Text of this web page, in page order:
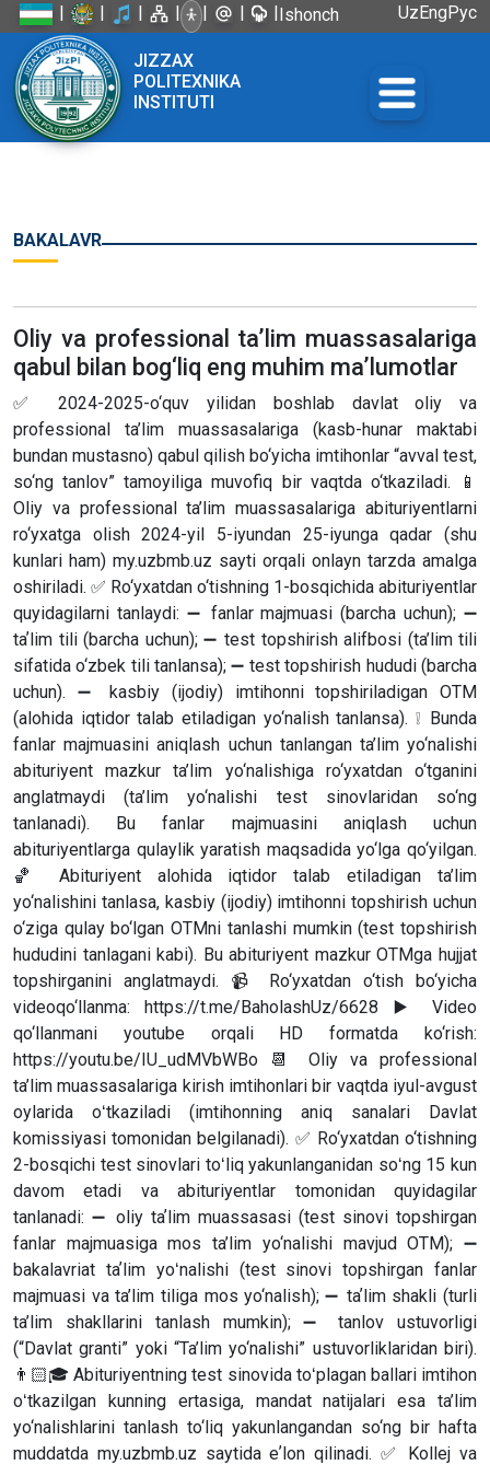
| | | | | | |Ishonch
UzEngРус
JIZZAX
POLITEXNIKA
INSTITUTI
BAKALAVR
Oliy va professional ta’lim muassasalariga
qabul bilan bog‘liq eng muhim ma’lumotlar
✅ 2024-2025-o‘quv yilidan boshlab davlat oliy va
professional ta’lim muassasalariga (kasb-hunar maktabi
bundan mustasno) qabul qilish bo‘yicha imtihonlar “avval test,
so‘ng tanlov” tamoyiliga muvofiq bir vaqtda o‘tkaziladi. 📱
Oliy va professional ta’lim muassasalariga abituriyentlarni
ro‘yxatga olish 2024-yil 5-iyundan 25-iyunga qadar (shu
kunlari ham) my.uzbmb.uz sayti orqali onlayn tarzda amalga
oshiriladi. ✅ Ro‘yxatdan o‘tishning 1-bosqichida abituriyentlar
quyidagilarni tanlaydi: ➖ fanlar majmuasi (barcha uchun); ➖
taʼlim tili (barcha uchun); ➖ test topshirish alifbosi (ta’lim tili
sifatida o‘zbek tili tanlansa); ➖ test topshirish hududi (barcha
uchun). ➖ kasbiy (ijodiy) imtihonni topshiriladigan OTM
(alohida iqtidor talab etiladigan yo‘nalish tanlansa). ❕ Bunda
fanlar majmuasini aniqlash uchun tanlangan ta’lim yo‘nalishi
abituriyent mazkur ta’lim yo‘nalishiga ro‘yxatdan o‘tganini
anglatmaydi (ta’lim yo‘nalishi test sinovlaridan so‘ng
tanlanadi). Bu fanlar majmuasini aniqlash uchun
abituriyentlarga qulaylik yaratish maqsadida yo‘lga qo‘yilgan.
🏀 Abituriyent alohida iqtidor talab etiladigan ta’lim
yo‘nalishini tanlasa, kasbiy (ijodiy) imtihonni topshirish uchun
o‘ziga qulay bo‘lgan OTMni tanlashi mumkin (test topshirish
hududini tanlagani kabi). Bu abituriyent mazkur OTMga hujjat
topshirganini anglatmaydi. 📹 Ro‘yxatdan o‘tish bo‘yicha
videoqo‘llanma: https://t.me/BaholashUz/6628 ▶️ Video
qo‘llanmani youtube orqali HD formatda ko‘rish:
https://youtu.be/IU_udMVbWBo 📆 Oliy va professional
ta’lim muassasalariga kirish imtihonlari bir vaqtda iyul-avgust
oylarida oʻtkaziladi (imtihonning aniq sanalari Davlat
komissiyasi tomonidan belgilanadi). ✅ Ro‘yxatdan o‘tishning
2-bosqichi test sinovlari toʻliq yakunlanganidan soʻng 15 kun
davom etadi va abituriyentlar tomonidan quyidagilar
tanlanadi: ➖ oliy taʼlim muassasasi (test sinovi topshirgan
fanlar majmuasiga mos ta’lim yo‘nalishi mavjud OTM); ➖
bakalavriat taʼlim yoʻnalishi (test sinovi topshirgan fanlar
majmuasi va ta’lim tiliga mos yo‘nalish); ➖ taʼlim shakli (turli
ta’lim shakllarini tanlash mumkin); ➖ tanlov ustuvorligi
(“Davlat granti” yoki “Ta’lim yo‘nalishi” ustuvorliklaridan biri).
👨🏻🎓 Abituriyentning test sinovida toʻplagan ballari imtihon
oʻtkazilgan kunning ertasiga, mandat natijalari esa ta’lim
yo‘nalishlarini tanlash to‘liq yakunlangandan so‘ng bir hafta
muddatda my.uzbmb.uz saytida eʼlon qilinadi. ✅ Kollej va